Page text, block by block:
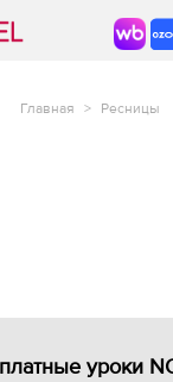
Главная > Ресницы
уроки